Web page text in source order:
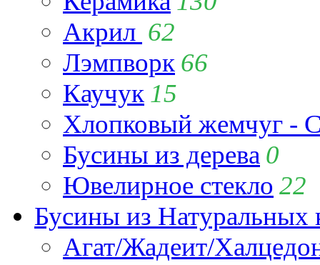
Акрил 62
Лэмпворк 66
Каучук 15
Хлопковый жемчуг -
Бусины из дерева 0
Ювелирное стекло 22
Бусины из Натуральных
Агат/Жадеит/